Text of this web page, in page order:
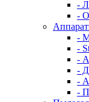
-
-
-
-
-
-
-
-